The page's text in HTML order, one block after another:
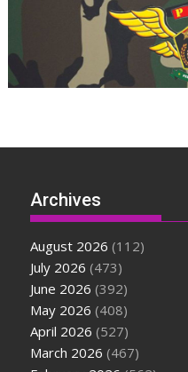
Archives
August 2026 (112)
July 2026 (473)
June 2026 (392)
May 2026 (408)
April 2026 (527)
March 2026 (467)